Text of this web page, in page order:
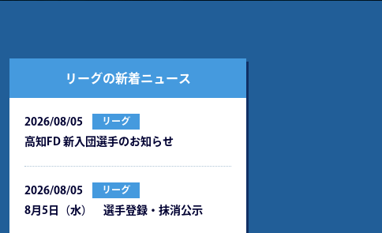
リーグの新着ニュース
2026/08/05 リーグ
⾼知FD 新⼊団選⼿のお知らせ
2026/08/05 リーグ
8月5日（水） 選手登録・抹消公示